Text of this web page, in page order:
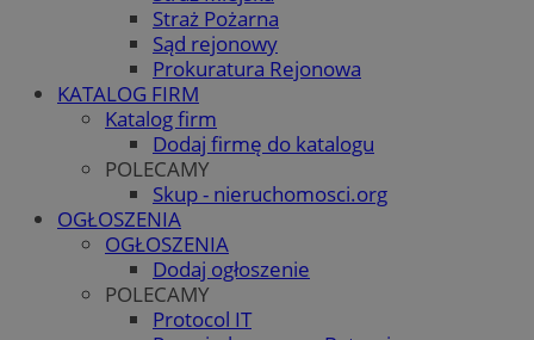
Straż Pożarna
Sąd rejonowy
Prokuratura Rejonowa
KATALOG FIRM
Katalog firm
Dodaj firmę do katalogu
POLECAMY
Skup - nieruchomosci.org
OGŁOSZENIA
OGŁOSZENIA
Dodaj ogłoszenie
POLECAMY
Protocol IT